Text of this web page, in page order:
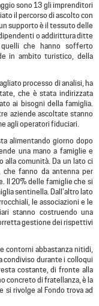
sono 13 gli imprenditori
il percorso di ascolto con
supporto è il tessuto delle
o addirittura ditte
che hanno sofferto
in ambito turistico, della
processo di analisi, ha
che è stata indirizzata
ai bisogni della famiglia.
aziende ascoltate stanno
agli operatori fiduciari.
alimentando giorno dopo
una mano a famiglie e
alla comunità. Da un lato ci
fanno da antenna per
Il 20% delle famiglie che si
sentinella. Dall’altro lato
le associazioni e le
stanno costruendo una
gestione dei rispettivi
contorni abbastanza nitidi,
condiviso durante i colloqui
costante, di fronte alla
concreto di fratellanza, è la
si rivolge al Fondo trova ad